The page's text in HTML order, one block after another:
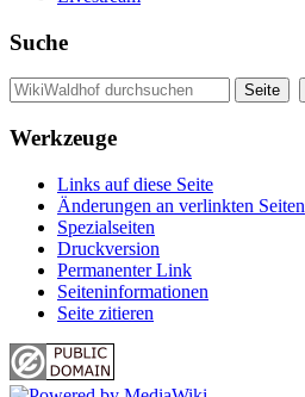
Suche
Werkzeuge
Links auf diese Seite
Änderungen an verlinkten Seiten
Spezialseiten
Druckversion
Permanenter Link
Seiten­informationen
Seite zitieren